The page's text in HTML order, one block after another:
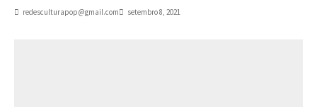
redesculturapop@gmail.com setembro 8, 2021